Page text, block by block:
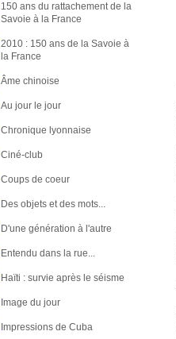
150 ans du rattachement de la
Savoie à la France
2010 : 150 ans de la Savoie à
la France
Âme chinoise
Au jour le jour
Chronique lyonnaise
Ciné-club
Coups de coeur
Des objets et des mots...
D'une génération à l'autre
Entendu dans la rue...
Haïti : survie après le séisme
Image du jour
Impressions de Cuba